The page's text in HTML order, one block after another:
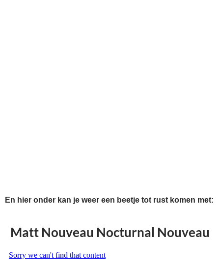
En hier onder kan je weer een beetje tot rust komen met:
Matt Nouveau Nocturnal Nouveau